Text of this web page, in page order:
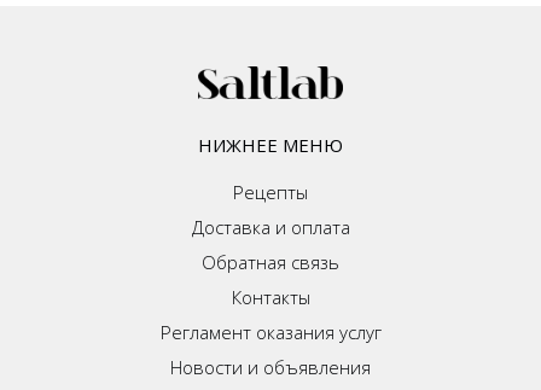
НИЖНЕЕ МЕНЮ
Рецепты
Доставка и оплата
Обратная связь
Контакты
Регламент оказания услуг
Новости и объявления